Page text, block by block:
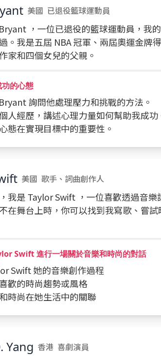
美國 已退役籃球運動員
，一位已退役的籃球運動員，我
。我是五屆 NBA 冠軍、兩屆奧運金牌
家和四個女兒的父親。
的心態
詢問他處理壓力和挑戰的方法。
人經歷，講述心理力量如何幫助我成功
態在實現目標中的重要性。
美國 歌手、詞曲創作人
我是 Taylor Swift ，一位喜歡透過音樂
在舞台上時，你可以找到我寫歌、嘗
Swift 進行一場關於音樂和時尚的對話
Swift 她的音樂創作過程
歡的時尚趨勢或風格
時尚在她生活中的關聯
Yang 香港 喜劇演員